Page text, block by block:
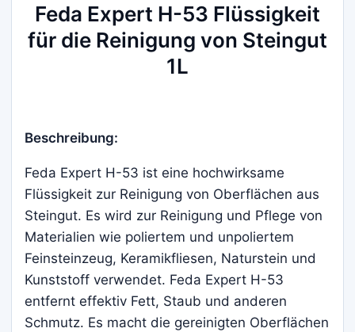
Feda Expert H-53 Flüssigkeit
für die Reinigung von Steingut
1L
Beschreibung:
Feda Expert H-53 ist eine hochwirksame
Flüssigkeit zur Reinigung von Oberflächen aus
Steingut. Es wird zur Reinigung und Pflege von
Materialien wie poliertem und unpoliertem
Feinsteinzeug, Keramikfliesen, Naturstein und
Kunststoff verwendet. Feda Expert H-53
entfernt effektiv Fett, Staub und anderen
Schmutz. Es macht die gereinigten Oberflächen